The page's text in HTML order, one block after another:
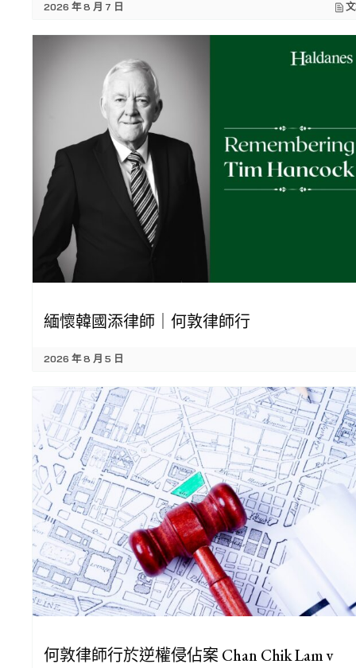
2026 年 8 月 7 日
緬懷韓國添律師｜何敦律師行
2026 年 8 月 5 日
何敦律師行於逆權侵佔案 Chan Chik Lam v